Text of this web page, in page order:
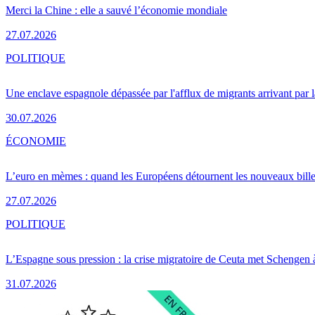
Merci la Chine : elle a sauvé l’économie mondiale
27.07.2026
Une enclave espagnole dépassée par l'afflux de migrants arrivant par
30.07.2026
POLITIQUE
L’euro en mèmes : quand les Européens détournent les nouveaux
27.07.2026
ÉCONOMIE
L’Espagne sous pression : la crise migratoire de Ceuta met Schengen
31.07.2026
POLITIQUE